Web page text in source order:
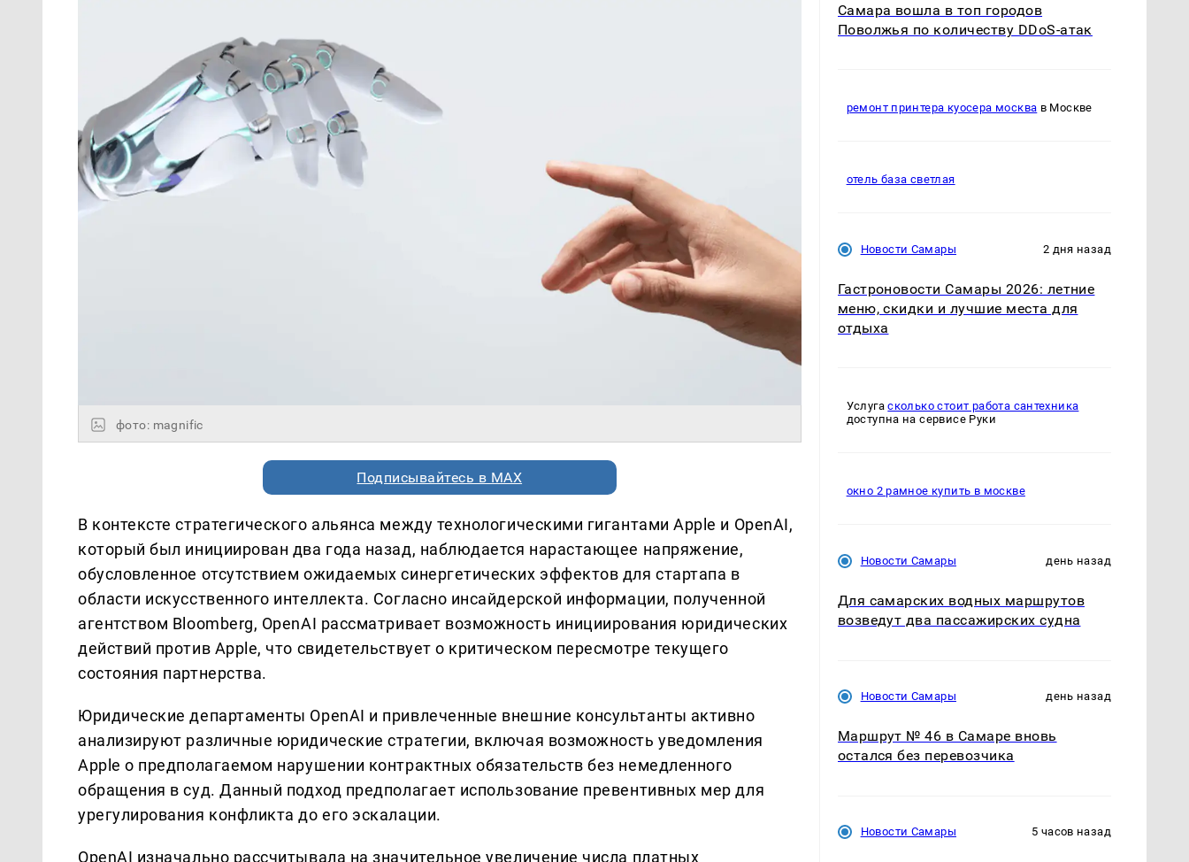
фото: magnific
Подписывайтесь в MAX
В контексте стратегического альянса между технологическими гигантами Apple и OpenAI,
который был инициирован два года назад, наблюдается нарастающее напряжение,
обусловленное отсутствием ожидаемых синергетических эффектов для стартапа в
области искусственного интеллекта. Согласно инсайдерской информации, полученной
агентством Bloomberg, OpenAI рассматривает возможность инициирования юридических
действий против Apple, что свидетельствует о критическом пересмотре текущего
состояния партнерства.
Юридические департаменты OpenAI и привлеченные внешние консультанты активно
анализируют различные юридические стратегии, включая возможность уведомления
Apple о предполагаемом нарушении контрактных обязательств без немедленного
обращения в суд. Данный подход предполагает использование превентивных мер для
урегулирования конфликта до его эскалации.
OpenAI изначально рассчитывала на значительное увеличение числа платных
Самара вошла в топ городов
Поволжья по количеству DDoS-атак
ремонт принтера куосера москва в Москве
отель база светлая
Новости Самары 2 дня назад
Гастроновости Самары 2026: летние
меню, скидки и лучшие места для
отдыха
Услугасколько стоит работа сантехника
доступна на сервисе Руки
окно 2 рамное купить в москве
Новости Самары день назад
Для самарских водных маршрутов
возведут два пассажирских судна
Новости Самары день назад
Маршрут № 46 в Самаре вновь
остался без перевозчика
Новости Самары 5 часов назад